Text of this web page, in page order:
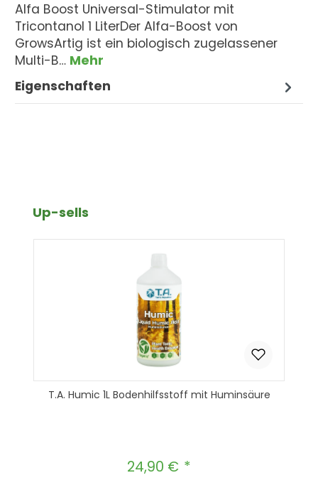
Alfa Boost Universal-Stimulator mit
Tricontanol 1 LiterDer Alfa-Boost von
GrowsArtig ist ein biologisch zugelassener
Multi-B… Mehr
Eigenschaften
Produktgalerie überspringen
Up-sells
T.A. Humic 1L Bodenhilfsstoff mit Huminsäure
Regulärer Preis:
24,90 €